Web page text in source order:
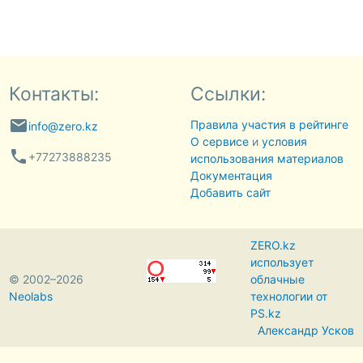
Контакты:
emailinfo@zero.kz
phone +77273888235
Ссылки:
Правила участия в рейтинге
О сервисеи условия
использования материалов
Документация
Добавить сайт
© 2002–2026
Neolabs
ZERO.kz
использует
облачные
технологии от
PS.kz
Александр Усков